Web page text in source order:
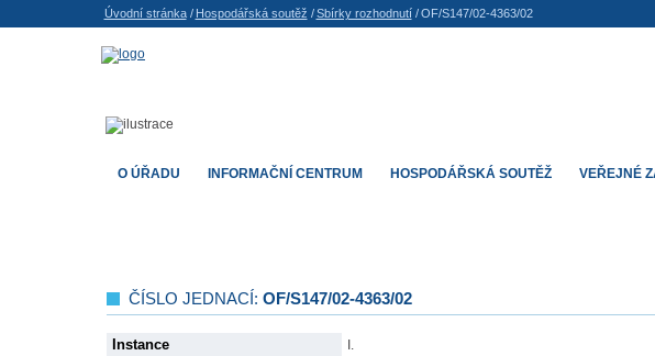
ČÍSLO JEDNACÍ: OF/S147/02-4363/02
Instance I.
O ÚŘADU INFORMAČNÍ CENTRUM HOSPODÁŘSKÁ SOUTĚŽ VEŘEJNÉ
Úvodní stránka/ Hospodářská soutěž / Sbírky rozhodnutí/ OF/S147/02-4363/02